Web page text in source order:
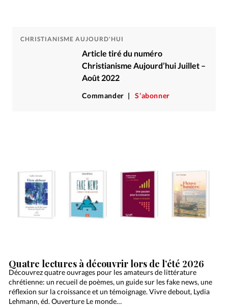
CHRISTIANISME AUJOURD'HUI
Article tiré du numéro
Christianisme Aujourd’hui Juillet –
Août 2022
Commander S’abonner
Quatre lectures à découvrir lors de l’été 2026
Découvrez quatre ouvrages pour les amateurs de littérature
chrétienne: un recueil de poèmes, un guide sur les fake news, une
réflexion sur la croissance et un témoignage. Vivre debout, Lydia
Lehmann, éd. Ouverture Le monde…